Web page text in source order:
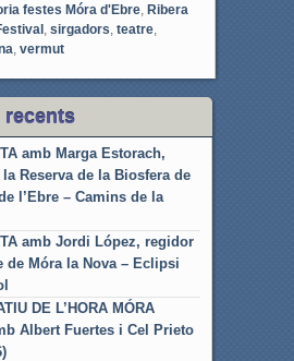
festes Móra d'Ebre, Ribera
, sirgadors teatre,
vermut
recents
amb Marga Estorach,
Reserva de la Biosfera de
l’Ebre – Camins de la
amb Jordi López, regidor
de Móra la Nova – Eclipsi
DE L’HORA MÓRA
Albert Fuertes i Cel Prieto